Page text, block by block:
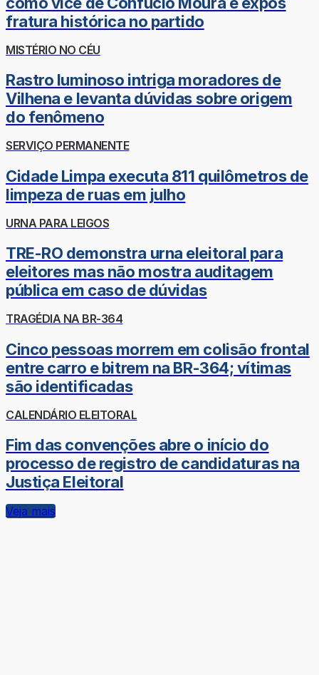
fratura histórica no partido
MISTÉRIO NO CÉU
Rastro luminoso intriga moradores de
Vilhena e levanta dúvidas sobre origem
do fenômeno
SERVIÇO PERMANENTE
Cidade Limpa executa 811 quilômetros de
limpeza de ruas em julho
URNA PARA LEIGOS
TRE-RO demonstra urna eleitoral para
eleitores mas não mostra auditagem
pública em caso de dúvidas
TRAGÉDIA NA BR-364
Cinco pessoas morrem em colisão frontal
entre carro e bitrem na BR-364; vítimas
são identificadas
CALENDÁRIO ELEITORAL
Fim das convenções abre o início do
processo de registro de candidaturas na
Justiça Eleitoral
Veja mais